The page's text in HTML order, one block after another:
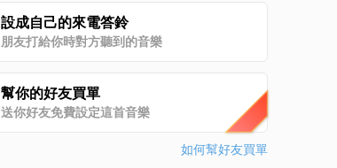
設成自己的來電答鈴
朋友打給你時對方聽到的音樂
幫你的好友買單
送你好友免費設定這首音樂
如何幫好友買單